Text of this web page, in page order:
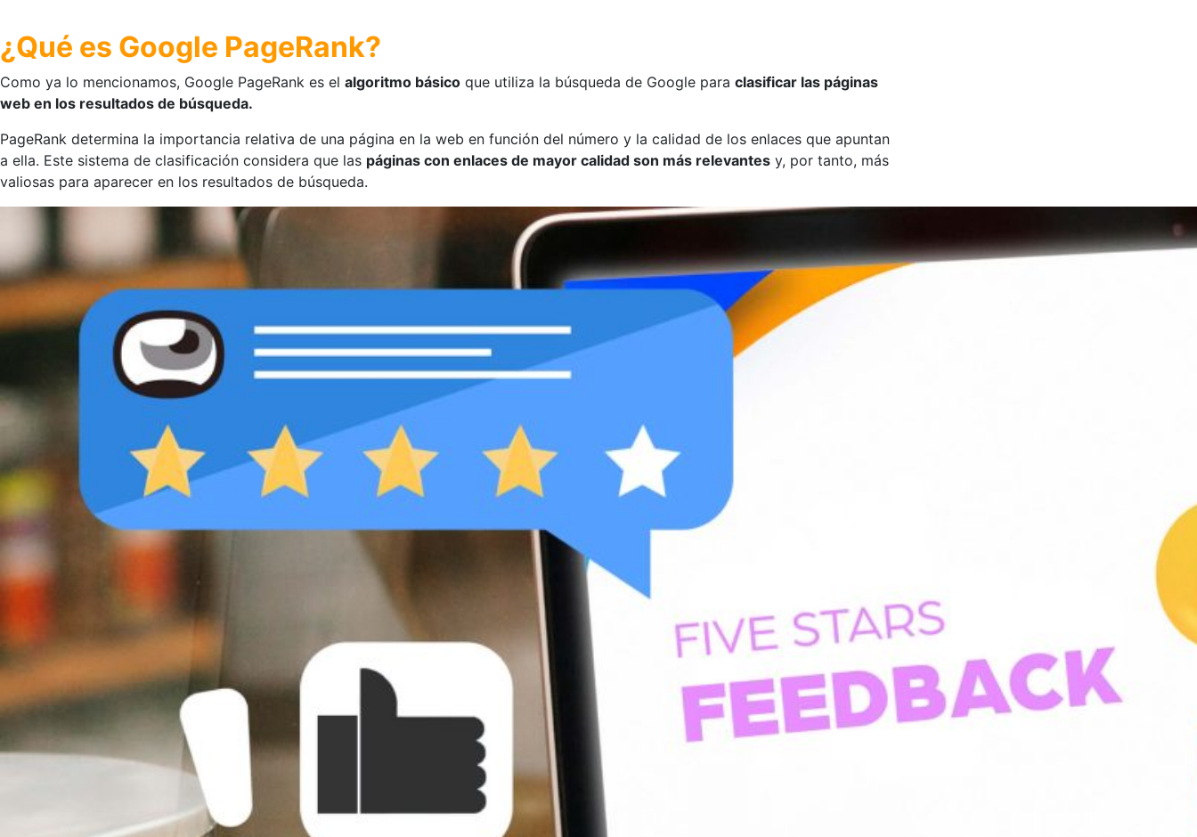
¿Qué es Google PageRank?
Como ya lo mencionamos, Google PageRank es el algoritmo básico que utiliza la búsqueda de Google para clasificar las páginas
web en los resultados de búsqueda.
PageRank determina la importancia relativa de una página en la web en función del número y la calidad de los enlaces que apuntan
a ella. Este sistema de clasificación considera que las páginas con enlaces de mayor calidad son más relevantes y, por tanto, más
valiosas para aparecer en los resultados de búsqueda.